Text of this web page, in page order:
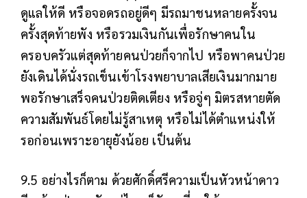
ดูแลให้ดี หรือจอดรถอยู่ดีๆ มีรถมาชนหลายครั้งจน
ครั้งสุดท้ายพัง หรือรวมเงินกันเพื่อรักษาคนใน
ครอบครัวแต่สุดท้ายคนป่วยก็จากไป หรือพาคนป่วย
ยังเดินได้นั่งรถเข็นเข้าโรงพยาบาลเสียเงินมากมาย
พอรักษาเสร็จคนป่วยติดเตียง หรือจู่ๆ มิตรสหายตัด
ความสัมพันธ์โดยไม่รู้สาเหตุ หรือไม่ได้ตำแหน่งให้
รอก่อนเพราะอายุยังน้อย เป็นต้น
9.5 อย่างไรก็ตาม ด้วยศักดิ์ศรีความเป็นหัวหน้าดาว